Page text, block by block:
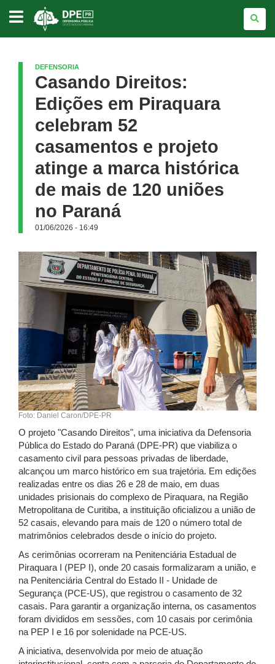
DEFENSORIA
PÚBLICA
DO
ESTADO
DEFENSORIA
Casando Direitos:
Edições em Piraquara
celebram 52
casamentos e projeto
atinge a marca histórica
de mais de 120 uniões
no Paraná
01/06/2026 - 16:49
Foto: Daniel Caron/DPE-PR
O projeto "Casando Direitos", uma iniciativa da Defensoria
Pública do Estado do Paraná (DPE-PR) que viabiliza o
casamento civil para pessoas privadas de liberdade,
alcançou um marco histórico em sua trajetória. Em edições
realizadas entre os dias 26 e 28 de maio, em duas
unidades prisionais do complexo de Piraquara, na Região
Metropolitana de Curitiba, a instituição oficializou a união de
52 casais, elevando para mais de 120 o número total de
matrimônios celebrados desde o início do projeto.
As cerimônias ocorreram na Penitenciária Estadual de
Piraquara I (PEP I), onde 20 casais formalizaram a união, e
na Penitenciária Central do Estado II - Unidade de
Segurança (PCE-US), que registrou o casamento de 32
casais. Para garantir a organização interna, os casamentos
foram divididos em sessões, com 10 casais por cerimônia
na PEP I e 16 por solenidade na PCE-US.
A iniciativa, desenvolvida por meio de atuação